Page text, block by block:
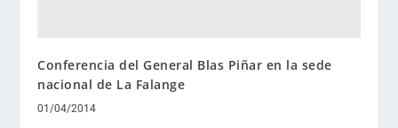
Conferencia del General Blas Piñar en la sede
nacional de La Falange
01/04/2014